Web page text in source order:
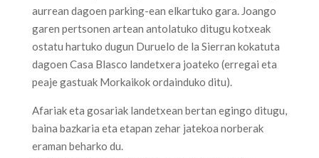
aurrean dagoen parking-ean elkartuko gara. Joango
garen pertsonen artean antolatuko ditugu kotxeak
ostatu hartuko dugun Duruelo de la Sierran kokatuta
dagoen Casa Blasco landetxera joateko (erregai eta
peaje gastuak Morkaikok ordainduko ditu).
Afariak eta gosariak landetxean bertan egingo ditugu,
baina bazkaria eta etapan zehar jatekoa norberak
eraman beharko du.